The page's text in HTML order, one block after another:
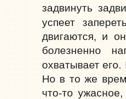
задвинуть
успеет
двигаются, и
болезненно
охватывает
Но в то же
что-то